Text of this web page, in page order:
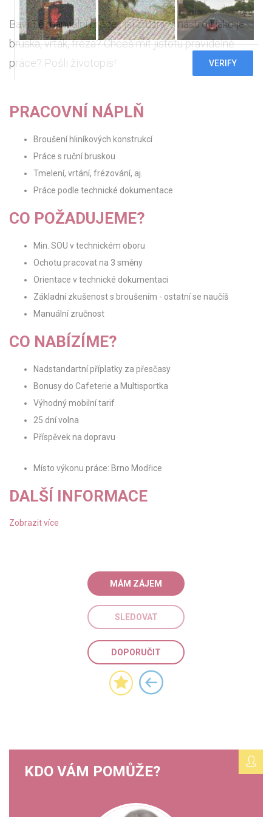
Baví Tě manuální práce , jsi zručný s nástroji jako je
bruska, vrták, fréza? Chceš mít jistotu pravidelné
práce? Pošli životopis!
PRACOVNÍ NÁPLŇ
Broušení hliníkových konstrukcí
Práce s ruční bruskou
Tmelení, vrtání, frézování, aj.
Práce podle technické dokumentace
CO POŽADUJEME?
Min. SOU v technickém oboru
Ochotu pracovat na 3 směny
Orientace v technické dokumentaci
Základní zkušenost s broušením - ostatní se naučíš
Manuální zručnost
CO NABÍZÍME?
Nadstandartní příplatky za přesčasy
Bonusy do Cafeterie a Multisportka
Výhodný mobilní tarif
25 dní volna
Příspěvek na dopravu
Místo výkonu práce: Brno Modřice
DALŠÍ INFORMACE
Zobrazit více
MÁM ZÁJEM
SLEDOVAT
DOPORUČIT
KDO VÁM POMŮŽE?